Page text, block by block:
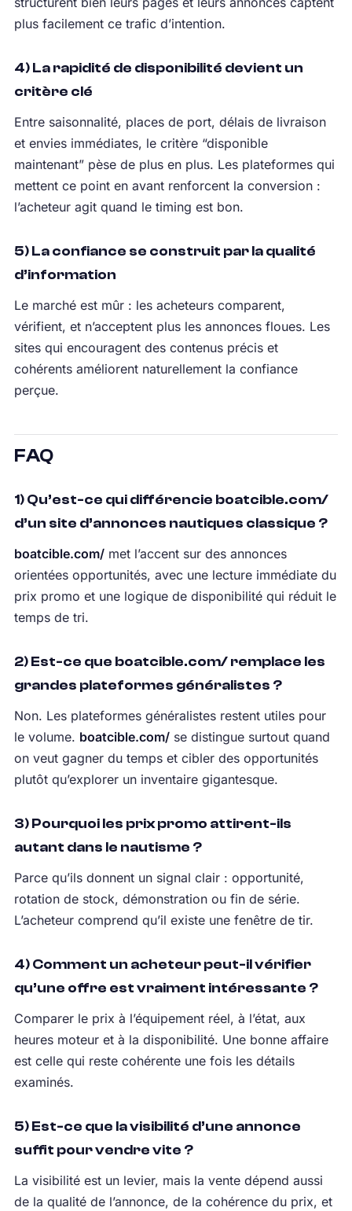
plus facilement ce trafic d’intention.
4) La rapidité de disponibilité devient un
critère clé
Entre saisonnalité, places de port, délais de livraison
et envies immédiates, le critère “disponible
maintenant” pèse de plus en plus. Les plateformes qui
mettent ce point en avant renforcent la conversion :
l’acheteur agit quand le timing est bon.
5) La confiance se construit par la qualité
d’information
Le marché est mûr : les acheteurs comparent,
vérifient, et n’acceptent plus les annonces floues. Les
sites qui encouragent des contenus précis et
cohérents améliorent naturellement la confiance
perçue.
FAQ
1) Qu’est-ce qui différencie boatcible.com/
d’un site d’annonces nautiques classique ?
boatcible.com/met l’accent sur des annonces
orientées opportunités, avec une lecture immédiate du
prix promo et une logique de disponibilité qui réduit le
temps de tri.
2) Est-ce que boatcible.com/ remplace les
grandes plateformes généralistes ?
Non. Les plateformes généralistes restent utiles pour
le volume. boatcible.com/se distingue surtout quand
on veut gagner du temps et cibler des opportunités
plutôt qu’explorer un inventaire gigantesque.
3) Pourquoi les prix promo attirent-ils
autant dans le nautisme ?
Parce qu’ils donnent un signal clair : opportunité,
rotation de stock, démonstration ou fin de série.
L’acheteur comprend qu’il existe une fenêtre de tir.
4) Comment un acheteur peut-il vérifier
qu’une offre est vraiment intéressante ?
Comparer le prix à l’équipement réel, à l’état, aux
heures moteur et à la disponibilité. Une bonne affaire
est celle qui reste cohérente une fois les détails
examinés.
5) Est-ce que la visibilité d’une annonce
suffit pour vendre vite ?
La visibilité est un levier, mais la vente dépend aussi
de la qualité de l’annonce, de la cohérence du prix, et